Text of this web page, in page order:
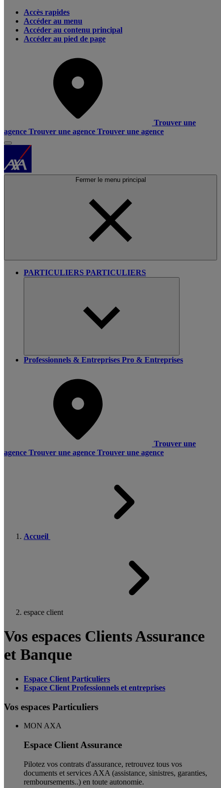
Accès rapides
Accéder au menu
Accéder au contenu principal
Accéder au pied de page
Trouver une
agence Trouver une agence Trouver une agence
Fermer le menu principal
PARTICULIERS PARTICULIERS
Professionnels & Entreprises Pro & Entreprises
Trouver une
agence Trouver une agence Trouver une agence
Accueil
espace client
Vos espaces Clients Assurance
et Banque
Espace Client Particuliers
Espace Client Professionnels et entreprises
Vos espaces Particuliers
MON AXA
Espace Client Assurance
Pilotez vos contrats d'assurance, retrouvez tous vos
documents et services AXA (assistance, sinistres, garanties,
remboursements..) en toute autonomie. ​